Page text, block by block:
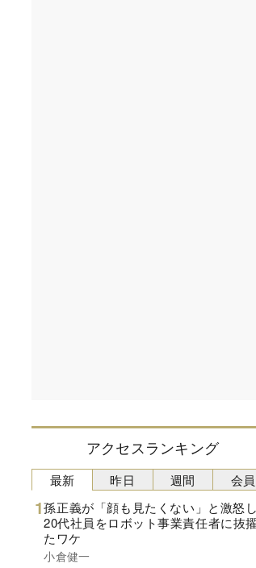
アクセスランキング
最新
孫正義が「顔も見たくない」と激怒
20代社員をロボット事業責任者に抜
たワケ
小倉健一
昨日 週間 会員